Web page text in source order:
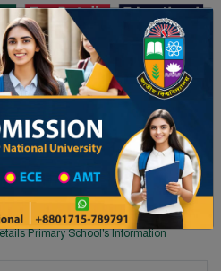
অনার্স ভর্তি প্রফেশনাল অনার্স
বিজ্ঞপ্তি ঢাকা বিশ্ববিদ্যালয় ২০২৫-২৬
Division List
Primary School in কালিগঞ্জ
Primary School's Information